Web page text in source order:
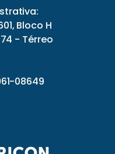
Bloco H
- Térreo
08649